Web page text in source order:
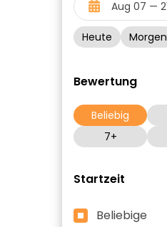
Heute Morgen
Bewertung
Beliebig
7+
Startzeit
Beliebige